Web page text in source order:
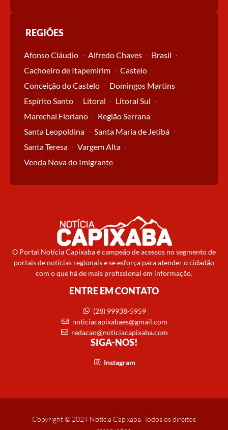
REGIÕES
Afonso Cláudio Alfredo Chaves
Brasil
Cachoeiro de Itapemirim
Castelo
Conceição do Castelo
Domingos Martins
Espírito Santo
Litoral
Litoral Sul
Marechal Floriano
Região Serrana
Santa Leopoldina
Santa Maria de Jetibá
Santa Teresa
Vargem Alta
Venda Nova do Imigrante
O Portal Notícia Capixaba é campeão de acessos no segmento de
portais de notícias regionais e se esforça para atender o cidadão
com o que há de mais profissional em informação.
ENTRE EM CONTATO
(28) 99938-5959
noticiacapixabaes@gmail.com
redacao@noticiacapixaba.com
SIGA-NOS!
Instagram
Copyright © 2024 Notícia Capixaba. Todos os direitos